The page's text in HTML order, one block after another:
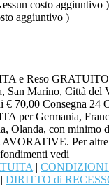
costo aggiuntivo )
aggiuntivo )
e Reso
San Marino, Città del
€ 70,00 Consegna
per Germania,
Olanda, con minimo
Per
vedi
|
| DIRITTO di